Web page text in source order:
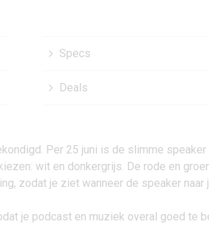
Specs
Deals
Per 25 juni is de slimme
wit en donkergrijs. De rode en
zodat je ziet wanneer de speaker
je podcast en muziek overal goed te